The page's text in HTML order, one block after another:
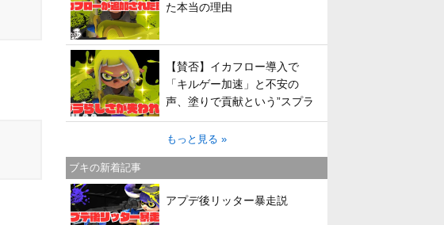
た本当の理由
【賛否】イカフロー導入で
「キルゲー加速」と不安の
声、塗りで貢献という”スプラ
らしさ”は失われてしまうのか
もっと見る »
ブキの新着記事
アプデ後リッター暴走説